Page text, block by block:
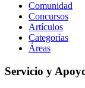
Comunidad
Concursos
Artículos
Categorías
Áreas
Servicio y